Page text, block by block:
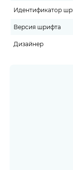
Идентификатор
Версия шрифта
Дизайнер